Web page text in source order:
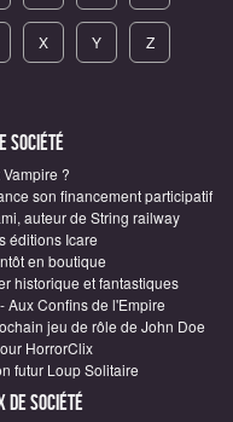
X Y Z
société
?
son financement participatif
auteur de String railway
éditions Icare
en boutique
historique et fantastiques
Aux Confins de l'Empire
jeu de rôle de John Doe
HorrorClix
futur Loup Solitaire
de société